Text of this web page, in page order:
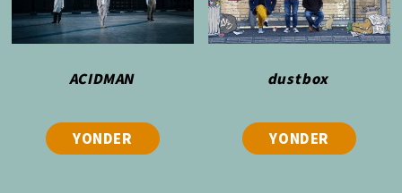
ACIDMAN
YONDER
dustbox
YONDER